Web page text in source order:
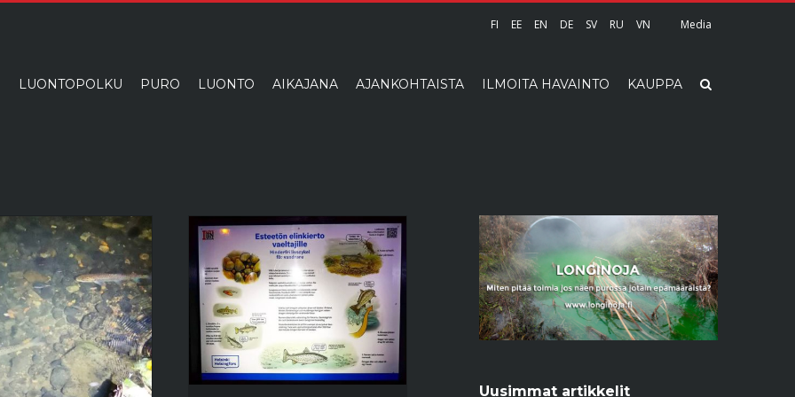
FI EE EN DE SV RU VN Media
LUONTOPOLKU PURO LUONTO AIKAJANA AJANKOHTAISTA ILMOITA HAVAINTO KAUPPA
Uusimmat artikkelit